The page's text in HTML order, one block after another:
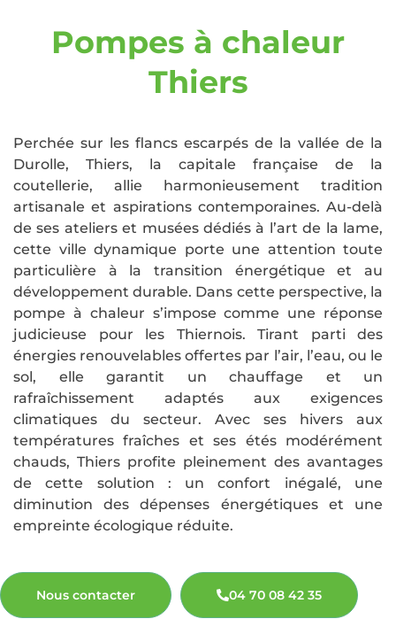
Pompes à chaleur
Thiers
Perchée sur les flancs escarpés de la vallée de la
Durolle, Thiers, la capitale française de la
coutellerie, allie harmonieusement tradition
artisanale et aspirations contemporaines. Au-delà
de ses ateliers et musées dédiés à l’art de la lame,
cette ville dynamique porte une attention toute
particulière à la transition énergétique et au
développement durable. Dans cette perspective, la
pompe à chaleur s’impose comme une réponse
judicieuse pour les Thiernois. Tirant parti des
énergies renouvelables offertes par l’air, l’eau, ou le
sol, elle garantit un chauffage et un
rafraîchissement adaptés aux exigences
climatiques du secteur. Avec ses hivers aux
températures fraîches et ses étés modérément
chauds, Thiers profite pleinement des avantages
de cette solution : un confort inégalé, une
diminution des dépenses énergétiques et une
empreinte écologique réduite.
Nous contacter 04 70 08 42 35